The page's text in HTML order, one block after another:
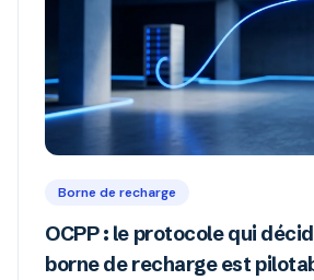
Borne de recharge
OCPP : le protocole qui
borne de recharge est